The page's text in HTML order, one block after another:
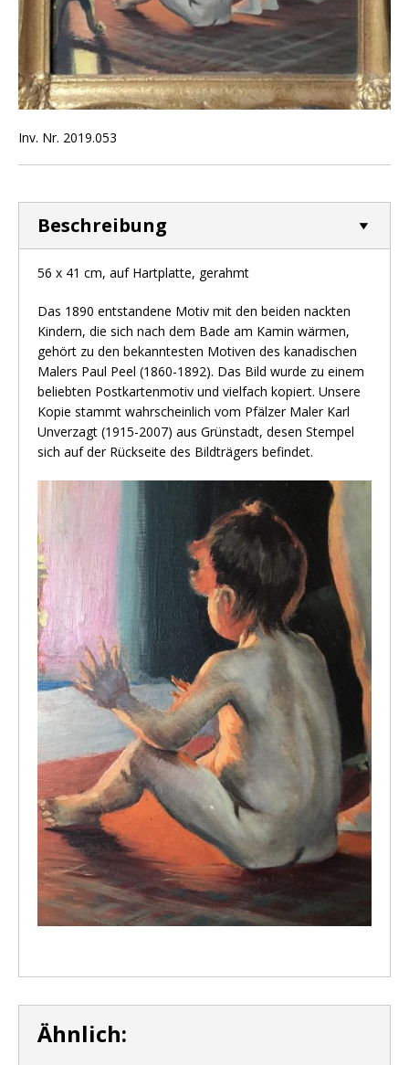
Inv. Nr. 2019.053
Beschreibung
56 x 41 cm, auf Hartplatte, gerahmt
Das 1890 entstandene Motiv mit den beiden nackten
Kindern, die sich nach dem Bade am Kamin wärmen,
gehört zu den bekanntesten Motiven des kanadischen
Malers Paul Peel (1860-1892). Das Bild wurde zu einem
beliebten Postkartenmotiv und vielfach kopiert. Unsere
Kopie stammt wahrscheinlich vom Pfälzer Maler Karl
Unverzagt (1915-2007) aus Grünstadt, desen Stempel
sich auf der Rückseite des Bildträgers befindet.
Ähnlich: